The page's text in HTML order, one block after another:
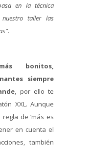
en la técnica
taller las
bonitos,
siempre
, por ello te
XXL. Aunque
de ‘más es
en cuenta el
también